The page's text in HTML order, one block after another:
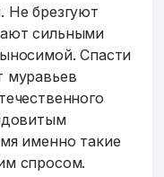
Не брезгуют
сильными
Спасти
муравьев
именно такие
спросом.